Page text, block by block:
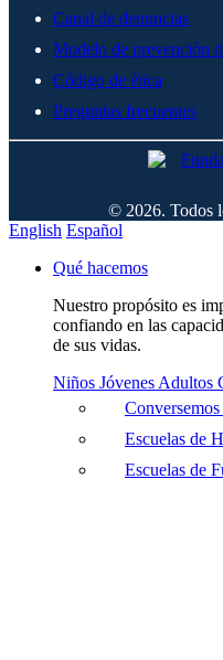
Canal de denuncias
Modelo de prevención
Código de ética
Preguntas frecuentes
© 2026. Todos
English Español
Qué hacemos
Nuestro propósito es
confiando en las
de sus vidas.
Niños Jóvenes Adultos
Escuelas de
Escuelas de